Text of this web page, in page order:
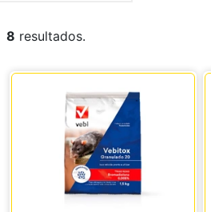
8 resultados.